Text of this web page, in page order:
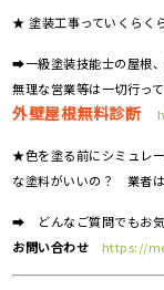
★ 塗装工事っていくらく
➡一級塗装技能士の屋根
無理な営業等は一切行っ
外壁屋根無料診断
★色を塗る前にシミュレ
な塗料がいいの？ 業者
➡ どんなご質問でもお気
お問い合わせ
https://